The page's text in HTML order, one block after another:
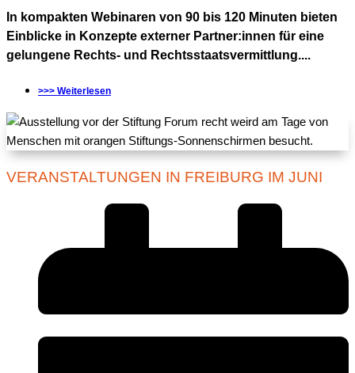
In kompakten Webinaren von 90 bis 120 Minuten bieten
Einblicke in Konzepte externer Partner:innen für eine
gelungene Rechts- und Rechtsstaatsvermittlung....
>>> Weiterlesen
VERANSTALTUNGEN IN FREIBURG IM JUNI